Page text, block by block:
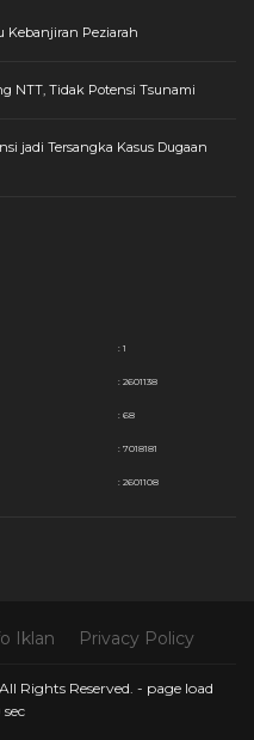
Kebanjiran Peziarah
NTT, Tidak Potensi Tsunami
jadi Tersangka Kasus Dugaan
: 1
: 2601138
: 68
: 7018181
: 2601108
Iklan Privacy Policy
Rights Reserved. - page load